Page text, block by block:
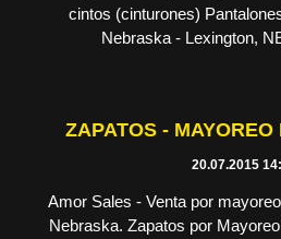
cintos (cinturones)
Nebraska - Lexington,
ZAPATOS -
20.07.2015
Amor Sales - Venta por
Nebraska. Zapatos por